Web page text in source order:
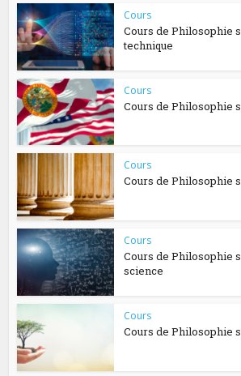
Cours
Cours de Philosophie
technique
Cours
Cours de Philosophie
Cours
Cours de Philosophie
Cours
Cours de Philosophie
science
Cours
Cours de Philosophie